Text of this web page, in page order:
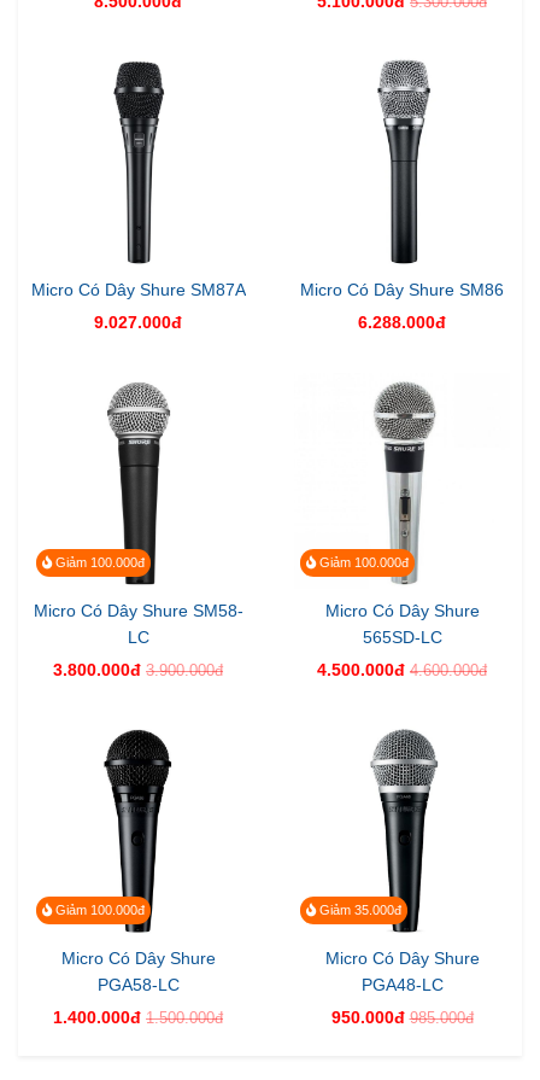
Micro Có Dây Shure SM87A
9.027.000đ
Micro Có Dây Shure SM86
6.288.000đ
Giảm 100.000đ
Micro Có Dây Shure SM58-
LC
3.800.000đ 3.900.000đ
Giảm 100.000đ
Micro Có Dây Shure
565SD-LC
4.500.000đ 4.600.000đ
Giảm 100.000đ
Micro Có Dây Shure
PGA58-LC
1.400.000đ 1.500.000đ
Giảm 35.000đ
Micro Có Dây Shure
PGA48-LC
950.000đ 985.000đ